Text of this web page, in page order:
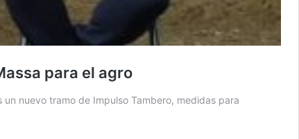
para el agro
nuevo tramo de Impulso Tambero, medidas para